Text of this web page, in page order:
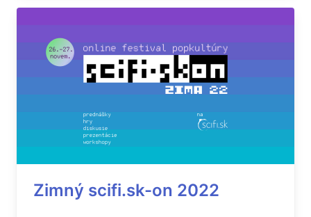
Zimný scifi.sk-on 2022